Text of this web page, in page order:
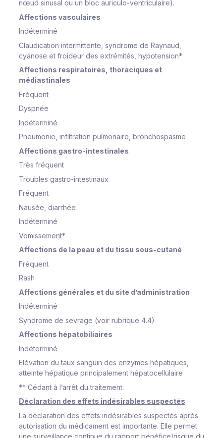
nœud sinusal ou un bloc auriculo-ventriculaire).
Affections vasculaires
Indéterminé
Claudication intermittente, syndrome de Raynaud,
cyanose et froideur des extrémités, hypotension*
Affections respiratoires, thoraciques et
médiastinales
Fréquent
Dyspnée
Indéterminé
Pneumonie, infiltration pulmonaire, bronchospasme
Affections gastro-intestinales
Très fréquent
Troubles gastro-intestinaux
Fréquent
Nausée, diarrhée
Indéterminé
Vomissement*
Affections de la peau et du tissu sous-cutané
Fréquent
Rash
Affections générales et du site d’administration
Indéterminé
Syndrome de sevrage (voir rubrique 4.4)
Affections hépatobiliaires
Indéterminé
Elévation du taux sanguin des enzymes hépatiques,
atteinte hépatique principalement hépatocellulaire
** Cédant à l’arrêt du traitement.
Déclaration des effets indésirables suspectés
La déclaration des effets indésirables suspectés après
autorisation du médicament est importante. Elle permet
une surveillance continue du rapport bénéfice/risque du